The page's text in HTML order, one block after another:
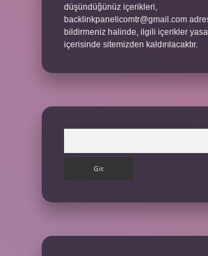
düşündüğünüz içerikleri,
backlinkpanelicomtr@gmail.com
bildirmeniz halinde, ilgili içerikler
içerisinde sitemizden kaldırılacaktır.